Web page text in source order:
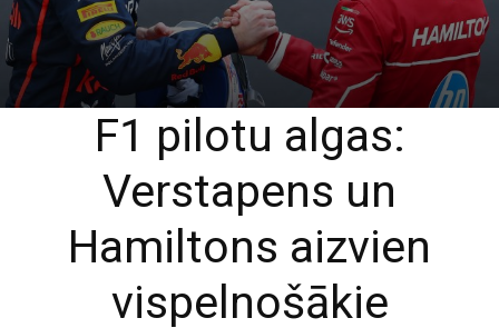
F1 pilotu algas:
Verstapens un
Hamiltons aizvien
vispelnošākie